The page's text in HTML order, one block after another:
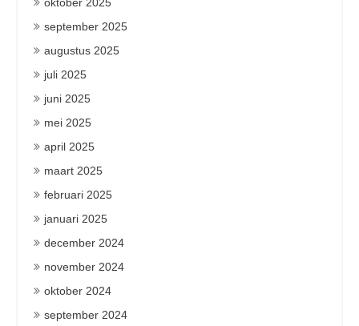
september 2025
augustus 2025
juli 2025
juni 2025
mei 2025
april 2025
maart 2025
februari 2025
januari 2025
december 2024
november 2024
oktober 2024
september 2024